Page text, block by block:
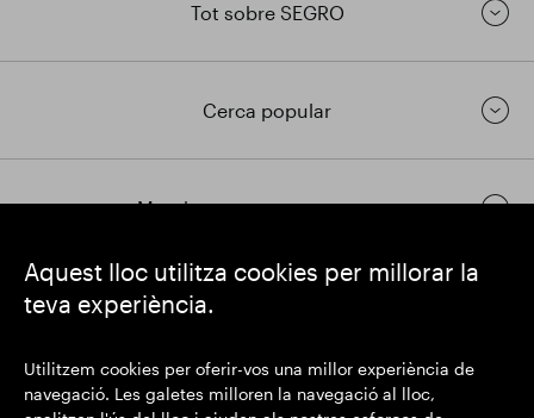
Aquest lloc utilitza cookies per millorar la
teva experiència.
Utilitzem cookies per oferir-vos una millor experiència de
navegació. Les galetes milloren la navegació al lloc,
Tot sobre SEGRO
Cerca popular
Mantingueu-vos en contacte
Domicili social: 1 New Burlington Place, Londres W1S 2HR
Número de registre al Regne Unit 167591